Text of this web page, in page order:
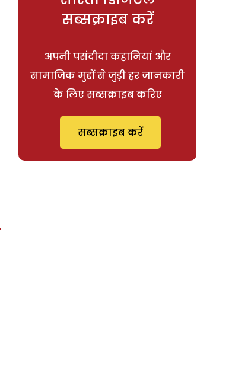
सब्सक्राइब करें
अपनी पसंदीदा कहानियां और
सामाजिक मुद्दों से जुड़ी हर जानकारी
के लिए सब्सक्राइब करिए
सब्सक्राइब करें